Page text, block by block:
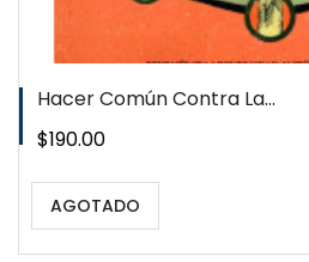
Hacer Común Contra La...
Precio
$190.00
AGOTADO